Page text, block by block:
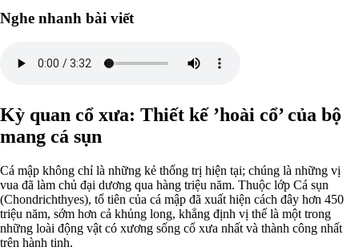
Nghe nhanh bài viết
Kỳ quan cổ xưa: Thiết kế ’hoài cổ’ của bộ
mang cá sụn
Cá mập không chỉ là những kẻ thống trị hiện tại; chúng là những vị
vua đã làm chủ đại dương qua hàng triệu năm. Thuộc lớp Cá sụn
(Chondrichthyes), tổ tiên của cá mập đã xuất hiện cách đây hơn 450
triệu năm, sớm hơn cả khủng long, khẳng định vị thế là một trong
những loài động vật có xương sống cổ xưa nhất và thành công nhất
trên hành tinh.